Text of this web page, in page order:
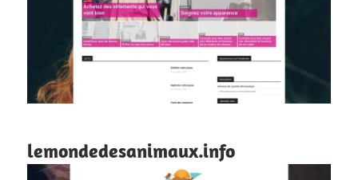
lemondedesanimaux.info